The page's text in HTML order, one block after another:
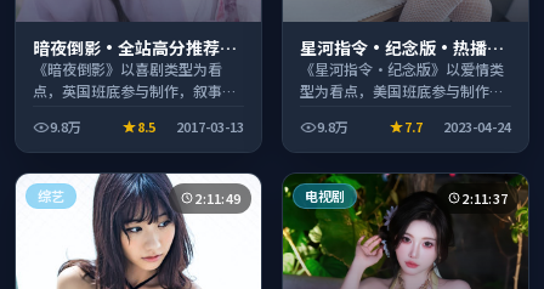
暗夜倒影·全站高分推荐节
奏紧凑值得追看
《暗夜倒影》以喜剧类型为看
点，英国班底参与制作，叙事完
看。9.8万 8.5 2017-03-13
星河指令·纪念版·热播口
碑之作剧情扎实演技在线
《星河指令·纪念版》以爱情类
型为看点，美国班底参与制作，
时段观看。
9.8万 7.7 2023-04-24
综艺 2:11:49 电视剧 2:11:37